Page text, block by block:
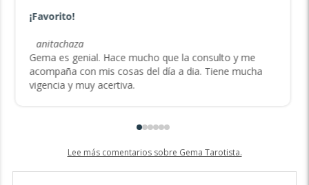
¡Favorito!
anitachaza
Gema es genial. Hace mucho que la consulto y me
acompaña con mis cosas del día a dia. Tiene mucha
vigencia y muy acertiva.
Lee más comentarios sobre Gema Tarotista.